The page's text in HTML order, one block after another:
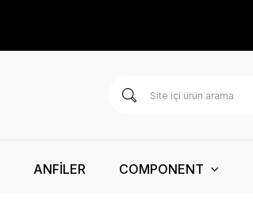
ANFİLER COMPONENT